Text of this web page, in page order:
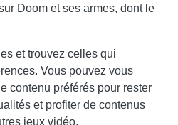
Doom et ses armes, dont le
et trouvez celles qui
Vous pouvez vous
contenu préférés pour rester
et profiter de contenus
jeux vidéo.